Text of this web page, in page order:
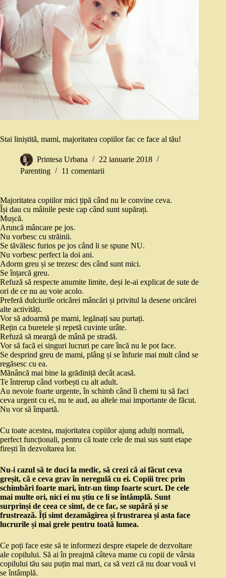
Stai liniștită, mami, majoritatea copiilor fac ce face al tău!
Printesa Urbana
22 ianuarie 2018
Parenting
11 comentarii
Majoritatea copiilor mici țipă când nu le convine ceva.
Își dau cu mâinile peste cap când sunt supărați.
Mușcă.
Aruncă mâncare pe jos.
Nu vorbesc cu străinii.
Se tăvălesc furios pe jos când li se spune NU.
Nu vorbesc perfect la doi ani.
Adorm greu și se trezesc des când sunt mici.
Se înțarcă greu.
Refuză să respecte anumite limite, deși le-ai explicat de sute de
ori de ce nu au voie acolo.
Preferă dulciurile oricărei mâncări și privitul la desene oricărei
alte activități.
Vor să adoarmă pe mami, legănați sau purtați.
Rețin ca buretele și repetă cuvinte urâte.
Refuză să meargă de mână pe stradă.
Vor să facă ei singuri lucruri pe care încă nu le pot face.
Se desprind greu de mami, plâng și se înfurie mai mult când se
regăsesc cu ea.
Mănâncă mai bine la grădiniță decât acasă.
Te întrerup când vorbești cu alt adult.
Au nevoie foarte urgente, în schimb când îi chemi tu să faci
ceva urgent cu ei, nu te aud, au altele mai importante de făcut.
Nu vor să împartă.
Cu toate acestea, majoritatea copiilor ajung adulți normali,
perfect funcționali, pentru că toate cele de mai sus sunt etape
firești în dezvoltarea lor.
Nu-i cazul să te duci la medic, să crezi că ai făcut ceva
greșit, că e ceva grav în neregulă cu ei. Copiii trec prin
schimbări foarte mari, într-un timp foarte scurt. De cele
mai multe ori, nici ei nu știu ce li se întâmplă. Sunt
surprinși de ceea ce simt, de ce fac, se supără și se
frustrează. Îți simt dezamăgirea și frustrarea și asta face
lucrurile și mai grele pentru toată lumea.
Ce poți face este să te informezi despre etapele de dezvoltare
ale copilului. Să ai în preajmă câteva mame cu copii de vârsta
copilului tău sau puțin mai mari, ca să vezi că nu doar vouă vi
se întâmplă.